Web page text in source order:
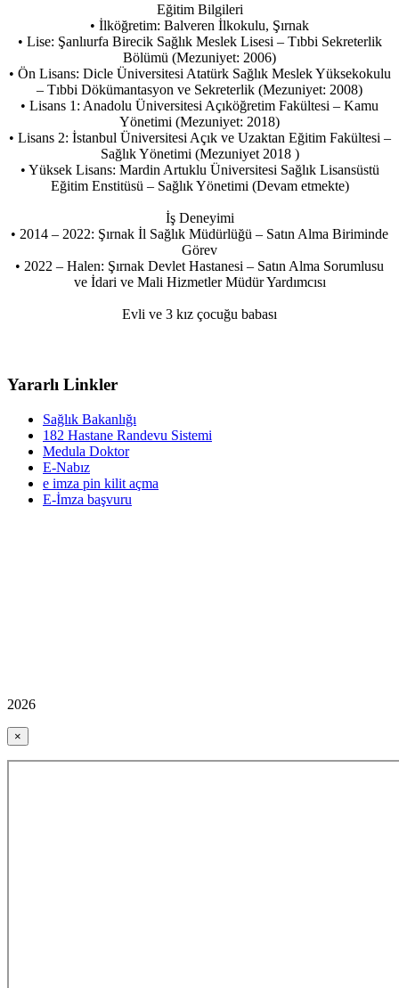
Eğitim Bilgileri
• İlköğretim: Balveren İlkokulu, Şırnak
• Lise: Şanlıurfa Birecik Sağlık Meslek Lisesi – Tıbbi Sekreterlik
Bölümü (Mezuniyet: 2006)
• Ön Lisans: Dicle Üniversitesi Atatürk Sağlık Meslek Yüksekokulu
– Tıbbi Dökümantasyon ve Sekreterlik (Mezuniyet: 2008)
• Lisans 1: Anadolu Üniversitesi Açıköğretim Fakültesi – Kamu
Yönetimi (Mezuniyet: 2018)
• Lisans 2: İstanbul Üniversitesi Açık ve Uzaktan Eğitim Fakültesi –
Sağlık Yönetimi (Mezuniyet 2018 )
• Yüksek Lisans: Mardin Artuklu Üniversitesi Sağlık Lisansüstü
Eğitim Enstitüsü – Sağlık Yönetimi (Devam etmekte)
İş Deneyimi
• 2014 – 2022: Şırnak İl Sağlık Müdürlüğü – Satın Alma Biriminde
Görev
• 2022 – Halen: Şırnak Devlet Hastanesi – Satın Alma Sorumlusu
ve İdari ve Mali Hizmetler Müdür Yardımcısı
Evli ve 3 kız çocuğu babası
Yararlı Linkler
Sağlık Bakanlığı
182 Hastane Randevu Sistemi
Medula Doktor
E-Nabız
e imza pin kilit açma
E-İmza başvuru
2026
×